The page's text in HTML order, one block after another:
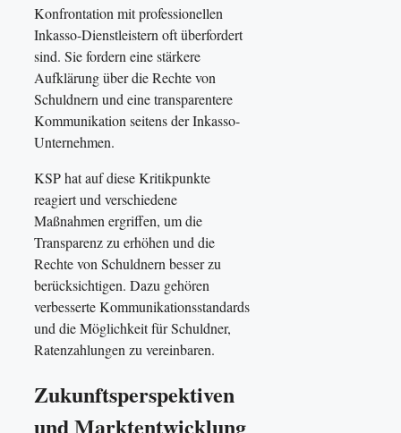
Konfrontation mit professionellen
Inkasso-Dienstleistern oft überfordert
sind. Sie fordern eine stärkere
Aufklärung über die Rechte von
Schuldnern und eine transparentere
Kommunikation seitens der Inkasso-
Unternehmen.
KSP hat auf diese Kritikpunkte
reagiert und verschiedene
Maßnahmen ergriffen, um die
Transparenz zu erhöhen und die
Rechte von Schuldnern besser zu
berücksichtigen. Dazu gehören
verbesserte Kommunikationsstandards
und die Möglichkeit für Schuldner,
Ratenzahlungen zu vereinbaren.
Zukunftsperspektiven
und Marktentwicklung